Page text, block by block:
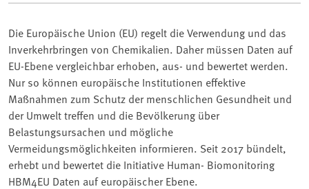
Die Europäische Union (EU) regelt die Verwendung und das
Inverkehrbringen von Chemikalien. Daher müssen Daten auf
EU-Ebene vergleichbar erhoben, aus- und bewertet werden.
Nur so können europäische Institutionen effektive
Maßnahmen zum Schutz der menschlichen Gesundheit und
der Umwelt treffen und die Bevölkerung über
Belastungsursachen und mögliche
Vermeidungsmöglichkeiten informieren. Seit 2017 bündelt,
erhebt und bewertet die Initiative Human- Biomonitoring
HBM4EU Daten auf europäischer Ebene.